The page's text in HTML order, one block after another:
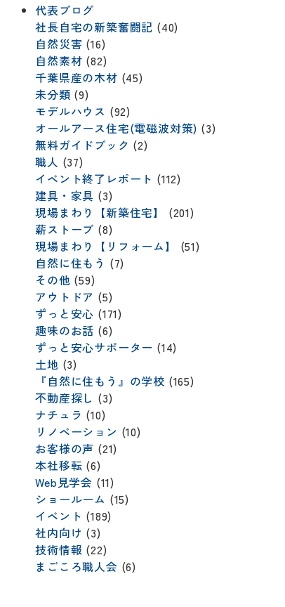
代表ブログ
社長自宅の新築奮闘記 (40)
自然災害 (16)
自然素材 (82)
千葉県産の木材 (45)
未分類 (9)
モデルハウス (92)
オールアース住宅(電磁波対策) (3)
無料ガイドブック (2)
職人 (37)
イベント終了レポート (112)
建具・家具 (3)
現場まわり【新築住宅】
(201)
薪ストーブ (8)
現場まわり【リフォーム】
(51)
自然に住もう (7)
その他 (59)
アウトドア (5)
ずっと安心 (171)
趣味のお話 (6)
ずっと安心サポーター (14)
土地 (3)
『自然に住もう』の学校 (165)
不動産探し (3)
ナチュラ (10)
リノベーション (10)
お客様の声 (21)
本社移転 (6)
Web見学会 (11)
ショールーム (15)
イベント (189)
社内向け (3)
技術情報 (22)
まごころ職人会 (6)